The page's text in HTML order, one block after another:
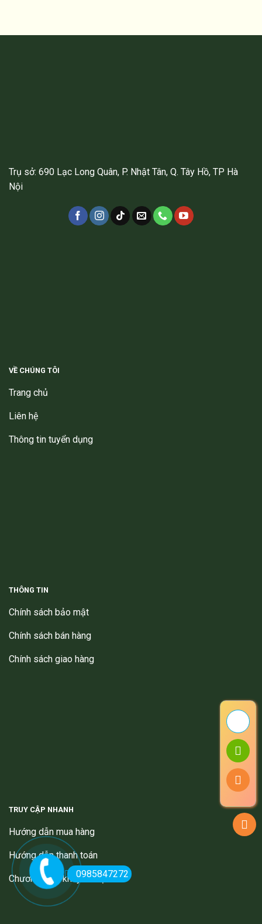
Trụ sở: 690 Lạc Long Quân, P. Nhật Tân, Q. Tây Hồ, TP Hà
Nội
VỀ CHÚNG TÔI
Trang chủ
Liên hệ
Thông tin tuyển dụng
THÔNG TIN
Chính sách bảo mật
Chính sách bán hàng
Chính sách giao hàng
TRUY CẬP NHANH
Hướng dẫn mua hàng
Hướng dẫn thanh toán
Chương trình khuyến mại
0985847272